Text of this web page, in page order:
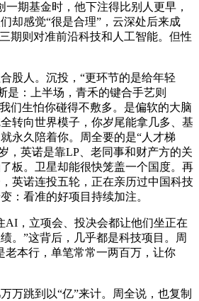
期基金时，他下注得比别人更早，
却感觉“很是合理”，云深处后来成
期则对准前沿科技和人工智能。但性
人。沉投，“更环节的是给年轻
是：上半场，青禾的键合手艺则
们生怕你碰得不敷多。是偏软的大脑
转向世界模子，你岁尾能拿几多、基
永久陪着你。周全要的是“人才梯
，英诺是靠LP、老同事和财产方的关
板。卫星却能很快笼盖一个国度。再
英诺连投五轮，正在亲历过中国科技
：看准的好项目持续加注。
，立项会、投决会都让他们坐正在
。”这背后，几乎都是科技项目。周
老本行，单笔常常一两百万，让你
跳到以“亿”来计。周全说，也复制